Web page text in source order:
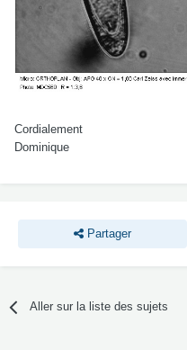
Cordialement
Dominique
Partager
Aller sur la liste des sujets